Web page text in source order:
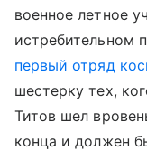
военное летное
истребительном
первый отряд
шестерку тех,
Титов шел
конца и должен